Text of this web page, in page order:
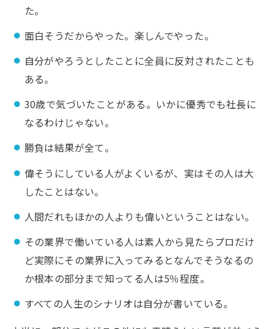
た。
面白そうだからやった。楽しんでやった。
自分がやろうとしたことに全員に反対されたことも
ある。
30歳で気づいたことがある。いかに優秀でも社長に
なるわけじゃない。
勝負は結果が全て。
偉そうにしている人がよくいるが、実はその人は大
したことはない。
人間だれもほかの人よりも偉いということはない。
その業界で働いている人は素人から見たらプロだけ
ど実際にその業界に入ってみるとなんでそうなるの
か根本の部分まで知ってる人は5％程度。
すべての人生のシナリオは自分が書いている。